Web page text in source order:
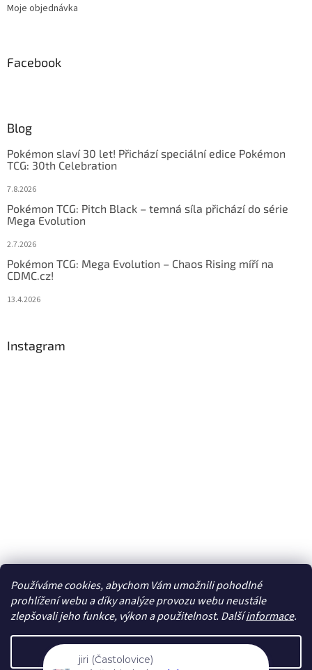
Používáme cookies, abychom Vám umožnili pohodlné
prohlížení webu a díky analýze provozu webu neustále
zlepšovali jeho funkce, výkon a použitelnost. Dalšíinformace.
Nastavení
Moje objednávka
Facebook
Blog
Pokémon slaví 30 let! Přichází speciální edice Pokémon
TCG: 30th Celebration
7.8.2026
Pokémon TCG: Pitch Black – temná síla přichází do série
Mega Evolution
2.7.2026
Pokémon TCG: Mega Evolution – Chaos Rising míří na
CDMC.cz!
13.4.2026
Instagram
Sledovat na Instagramu
Vytvořil Shoptet
jiri (Častolovice)